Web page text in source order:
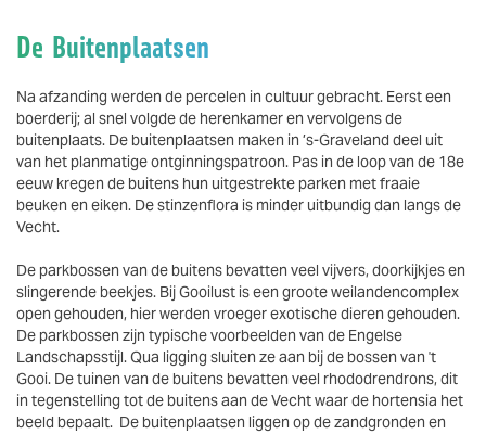
De Buitenplaatsen
Na afzanding werden de percelen in cultuur gebracht. Eerst een
boerderij; al snel volgde de herenkamer en vervolgens de
buitenplaats. De buitenplaatsen maken in ’s-Graveland deel uit
van het planmatige ontginningspatroon. Pas in de loop van de 18e
eeuw kregen de buitens hun uitgestrekte parken met fraaie
beuken en eiken. De stinzenflora is minder uitbundig dan langs de
Vecht.
De parkbossen van de buitens bevatten veel vijvers, doorkijkjes en
slingerende beekjes. Bij Gooilust is een groote weilandencomplex
open gehouden, hier werden vroeger exotische dieren gehouden.
De parkbossen zijn typische voorbeelden van de Engelse
Landschapsstijl. Qua ligging sluiten ze aan bij de bossen van 't
Gooi. De tuinen van de buitens bevatten veel rhododrendrons, dit
in tegenstelling tot de buitens aan de Vecht waar de hortensia het
beeld bepaalt. De buitenplaatsen liggen op de zandgronden en